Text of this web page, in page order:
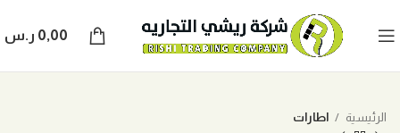
0,00 ر.س
الرئيسية اطارات